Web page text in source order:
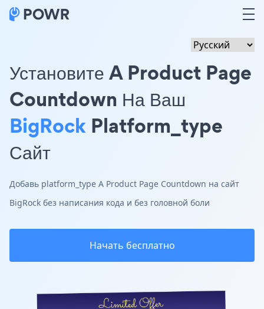
Установите A Product Page
Countdown На Ваш
BigRock Platform_type
Сайт
Добавь platform_type A Product Page Countdown на сайт
BigRock без написания кода и без головной боли
Начать бесплатно